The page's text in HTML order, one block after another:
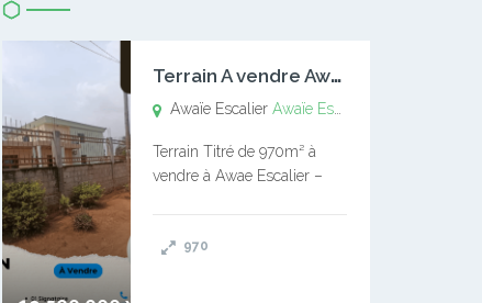
T
errain A vendre Awaïe Escalier
Awaïe EscalierAwaïe Escalier
Terrain Titré de 970m² à
vendre à Awae Escalier –
l’Université Catholique –
970